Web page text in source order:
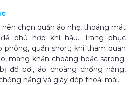
nên chọn quần áo nhẹ, thoáng mát
phù hợp khí hậu. Trang phục
phông, quần short; khi tham quan
mang khăn choàng hoặc sarong.
đồ bơi, áo choàng chống nắng,
nắng và giày dép thoải mái.